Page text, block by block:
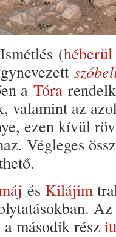
(héberül
a Tóra
valamint az
ezen kívül
Végleges
és Kilájim
Az
a második rész